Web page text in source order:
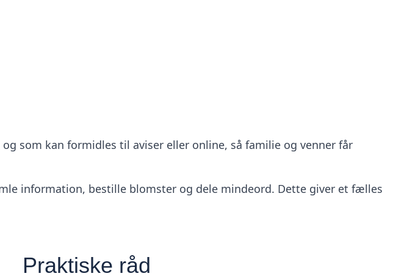
som kan formidles til aviser eller online, så familie og venner får
information, bestille blomster og dele mindeord. Dette giver et fælles
Praktiske råd